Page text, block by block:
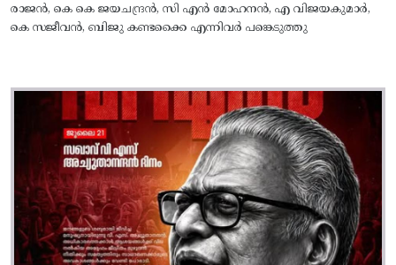
രാജൻ, കെ കെ ജയചന്ദ്രൻ, സി എൻ മോഹനൻ, എ വിജയകുമാർ,
കെ സജീവൻ, ബിജു കണ്ടക്കൈ എന്നിവർ പങ്കെടുത്തു